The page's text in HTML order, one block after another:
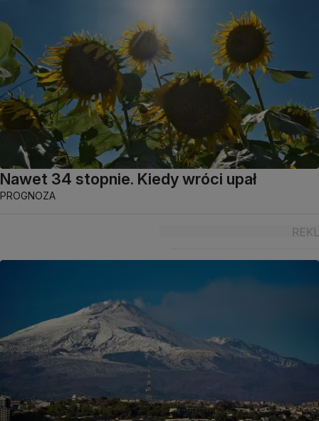
Nawet 34 stopnie. Kiedy wróci upał
PROGNOZA